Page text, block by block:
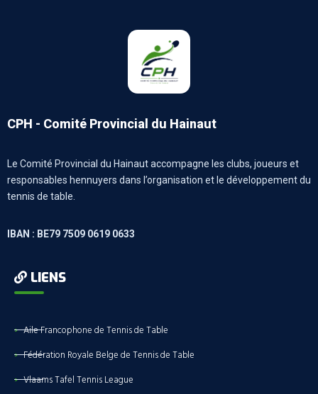
CPH - Comité Provincial du Hainaut
Le Comité Provincial du Hainaut accompagne les clubs, joueurs et
responsables hennuyers dans l’organisation et le développement du
tennis de table.
IBAN : BE79 7509 0619 0633
LIENS
Aile Francophone de Tennis de Table
Fédération Royale Belge de Tennis de Table
Vlaams Tafel Tennis League